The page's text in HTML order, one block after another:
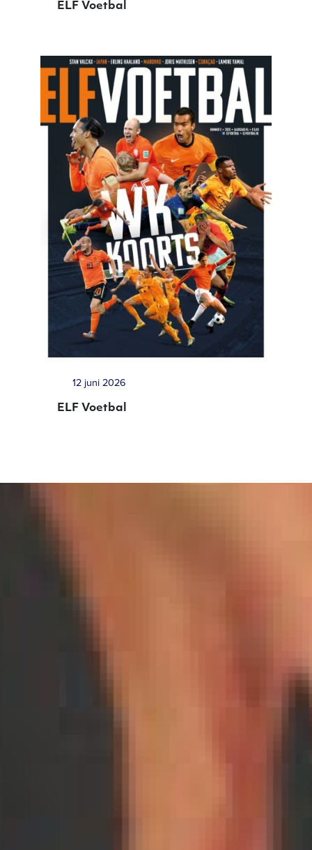
ELF Voetbal
12 juni 2026
ELF Voetbal